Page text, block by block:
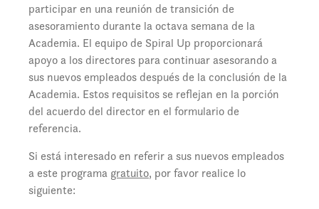
participar en una reunión de transición de
asesoramiento durante la octava semana de la
Academia. El equipo de Spiral Up proporcionará
apoyo a los directores para continuar asesorando a
sus nuevos empleados después de la conclusión de la
Academia. Estos requisitos se reflejan en la porción
del acuerdo del director en el formulario de
referencia.
Si está interesado en referir a sus nuevos empleados
a este programa gratuito, por favor realice lo
siguiente: